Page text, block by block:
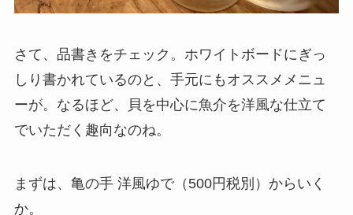
さて、品書きをチェック。ホワイトボードにぎっ
しり書かれているのと、手元にもオススメメニュ
ーが。なるほど、貝を中心に魚介を洋風な仕立て
でいただく趣向なのね。
まずは、亀の手 洋風ゆで（500円税別）からいく
か。